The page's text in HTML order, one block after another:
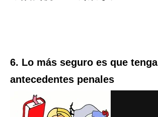
6. Lo más seguro es que tenga
antecedentes penales